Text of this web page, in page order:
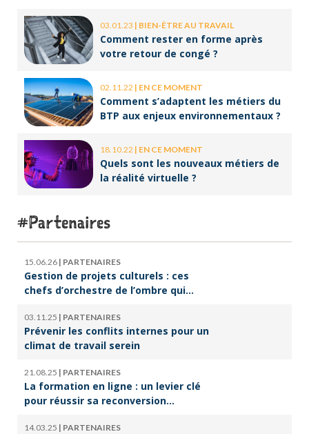
03.01.23 | BIEN-ÊTRE AU TRAVAIL
Comment rester en forme après
votre retour de congé ?
02.11.22 | EN CE MOMENT
Comment s’adaptent les métiers du
BTP aux enjeux environnementaux ?
18.10.22 | EN CE MOMENT
Quels sont les nouveaux métiers de
la réalité virtuelle ?
Partenaires
15.06.26 | PARTENAIRES
Gestion de projets culturels : ces
chefs d’orchestre de l’ombre qui
03.11.25 | PARTENAIRES
Prévenir les conflits internes pour un
climat de travail serein
21.08.25 | PARTENAIRES
La formation en ligne : un levier clé
pour réussir sa reconversion
14.03.25 | PARTENAIRES